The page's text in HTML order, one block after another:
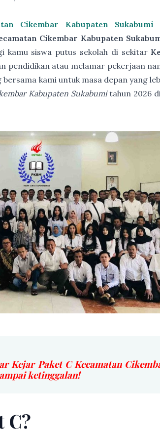
Cikembar Kabupaten Sukabumi
Cikembar Kabupaten
kamu siswa putus sekolah di sekitar
pendidikan atau melamar pekerjaan
kami untuk masa depan yang
Kabupaten Sukabumitahun 2026
Kejar Paket C Kecamatan
ketinggalan!
C?